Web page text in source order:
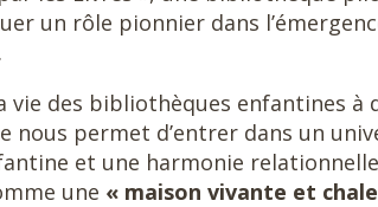
un rôle pionnier dans
vie des bibliothèques enfantines à
nous permet d’entrer dans un
et une harmonie
une « maison vivante et